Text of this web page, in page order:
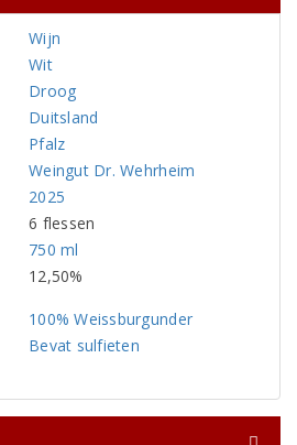
Wijn
Wit
Droog
Duitsland
Pfalz
Weingut Dr. Wehrheim
2025
6 flessen
750 ml
12,50%
100% Weissburgunder
Bevat sulfieten